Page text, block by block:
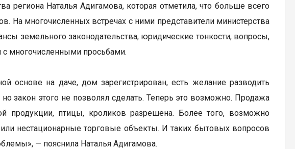
региона Наталья Адигамова, которая отметила, что больше всего
На многочисленных встречах с ними представители министерства
земельного законодательства, юридические тонкости, вопросы,
многочисленными просьбами.
основе на даче, дом зарегистрирован, есть желание разводить
закон этого не позволял сделать. Теперь это возможно. Продажа
продукции, птицы, кроликов разрешена. Более того, возможно
нестационарные торговые объекты. И таких бытовых вопросов
— пояснила Наталья Адигамова.